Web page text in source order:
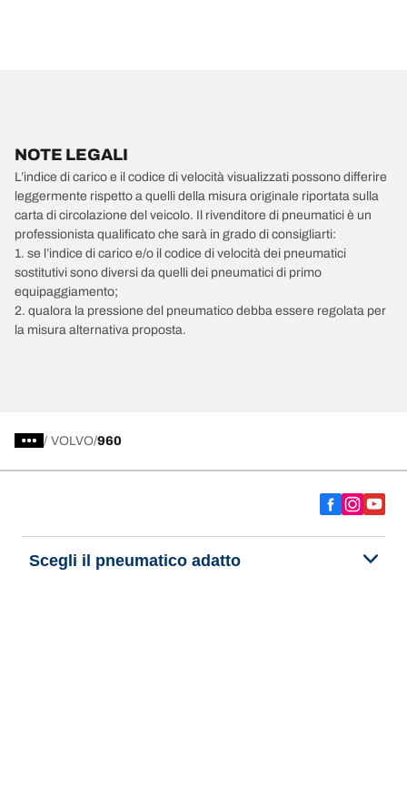
NOTE LEGALI
L’indice di carico e il codice di velocità visualizzati possono differire
leggermente rispetto a quelli della misura originale riportata sulla
carta di circolazione del veicolo. Il rivenditore di pneumatici è un
professionista qualificato che sarà in grado di consigliarti:
1. se l’indice di carico e/o il codice di velocità dei pneumatici
sostitutivi sono diversi da quelli dei pneumatici di primo
equipaggiamento;
2. qualora la pressione del pneumatico debba essere regolata per
la misura alternativa proposta.
/ VOLVO 960
Scegli il pneumatico adatto